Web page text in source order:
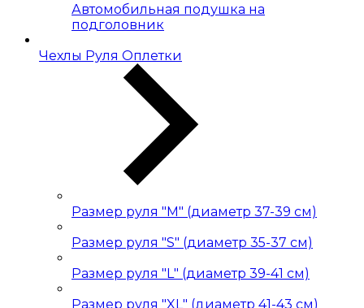
Автомобильная подушка на
подголовник
Чехлы Руля Оплетки
Размер руля "М" (диаметр 37-39 см)
Размер руля "S" (диаметр 35-37 см)
Размер руля "L" (диаметр 39-41 см)
Размер руля "XL" (диаметр 41-43 см)